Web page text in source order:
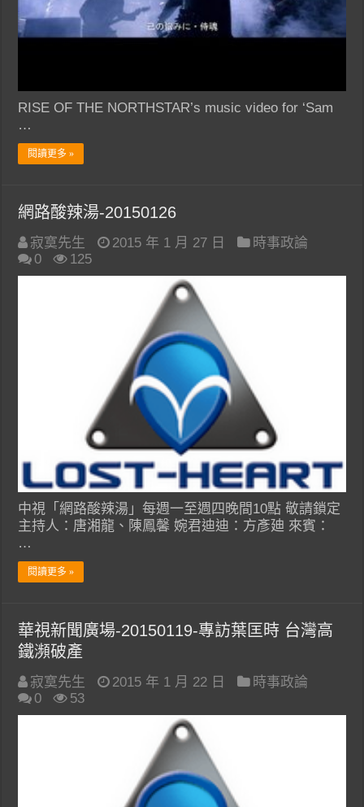
RISE OF THE NORTHSTAR’s music video for ‘Sam
…
閱讀更多 »
網路酸辣湯-20150126
寂寞先生 2015 年 1 月 27 日
時事政論
0
125
中視「網路酸辣湯」每週一至週四晚間10點 敬請鎖定
主持人：唐湘龍、陳鳳馨 婉君迪迪：方彥廸 來賓：
…
閱讀更多 »
華視新聞廣場-20150119-專訪葉匡時 台灣高
鐵瀕破產
寂寞先生 2015 年 1 月 22 日
時事政論
0
53